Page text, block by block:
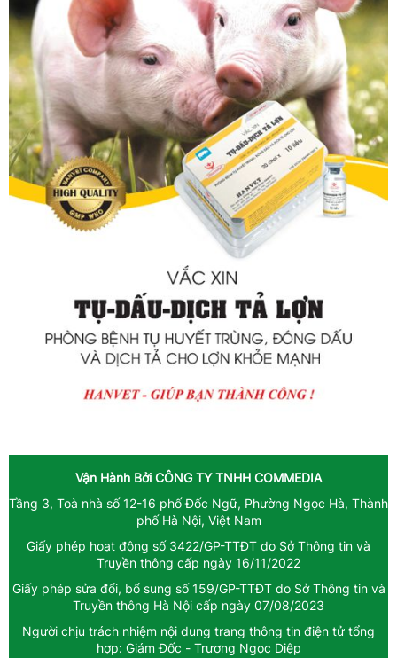
Vận Hành Bởi CÔNG TY TNHH COMMEDIA
Tầng 3, Toà nhà số 12-16 phố Đốc Ngữ, Phường Ngọc Hà, Thành
phố Hà Nội, Việt Nam
Giấy phép hoạt động số 3422/GP-TTĐT do Sở Thông tin và
Truyền thông cấp ngày 16/11/2022
Giấy phép sửa đổi, bổ sung số 159/GP-TTĐT do Sở Thông tin và
Truyền thông Hà Nội cấp ngày 07/08/2023
Người chịu trách nhiệm nội dung trang thông tin điện tử tổng
hợp: Giám Đốc - Trương Ngọc Diệp